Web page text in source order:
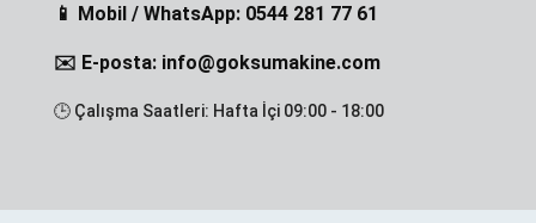
📱 Mobil / WhatsApp: 0544 281 77 61
✉️ E-posta: info@goksumakine.com
🕒 Çalışma Saatleri: Hafta İçi 09:00 - 18:00